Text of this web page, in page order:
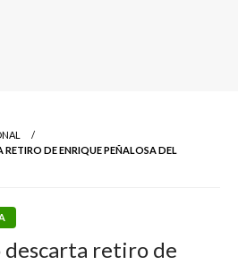
DE ENRIQUE PEÑALOSA DEL
descarta retiro de